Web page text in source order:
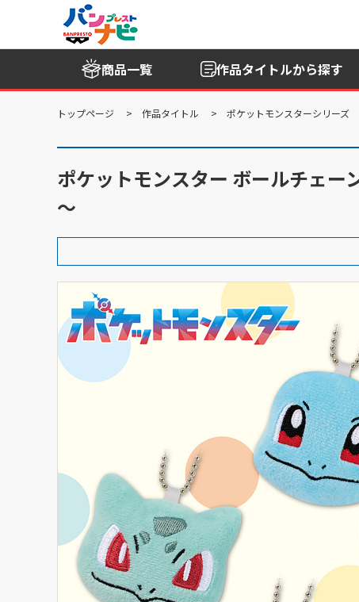
商品一覧 作品タイトルから探す
トップページ 作品タイトル ポケットモンスターシリーズ
ポケットモンスター ボールチェー
～